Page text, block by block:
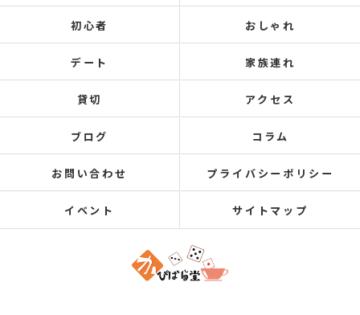
初心者 おしゃれ
デート 家族連れ
貸切 アクセス
ブログ コラム
お問い合わせ プライバシーポリシー
イベント サイトマップ